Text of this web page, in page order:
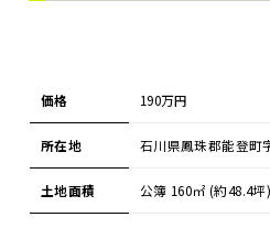
価格 190万円
所在地 石川県鳳珠郡能登町
土地面積 公簿 160㎡ (約48.4坪)